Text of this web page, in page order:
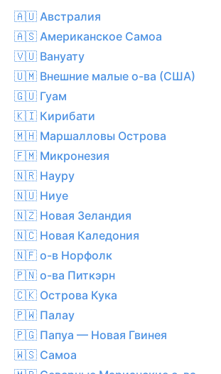
🇦🇺 Австралия
🇦🇸 Американское Самоа
🇻🇺 Вануату
🇺🇲 Внешние малые о-ва (США)
🇬🇺 Гуам
🇰🇮 Кирибати
🇲🇭 Маршалловы Острова
🇫🇲 Микронезия
🇳🇷 Науру
🇳🇺 Ниуе
🇳🇿 Новая Зеландия
🇳🇨 Новая Каледония
🇳🇫 о-в Норфолк
🇵🇳 о-ва Питкэрн
🇨🇰 Острова Кука
🇵🇼 Палау
🇵🇬 Папуа — Новая Гвинея
🇼🇸 Самоа